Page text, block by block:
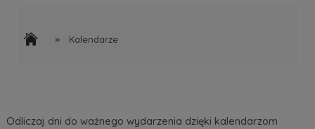
» Kalendarze
Odliczaj dni do ważnego wydarzenia dzięki kalendarzom